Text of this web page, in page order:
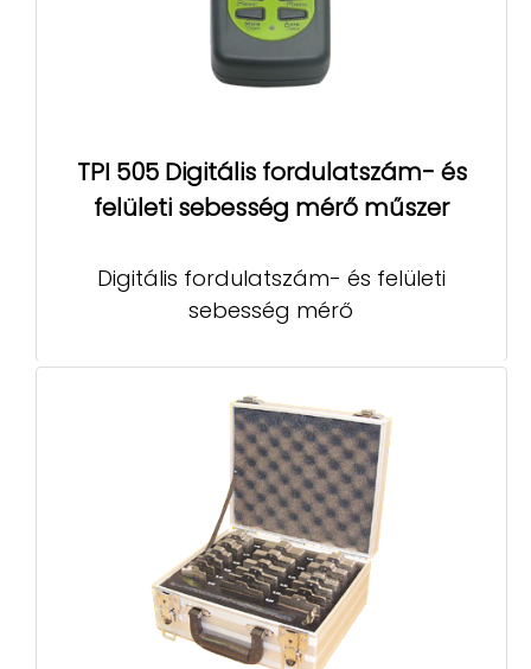
TPI 505 Digitális fordulatszám- és
felületi sebesség mérő műszer
Digitális fordulatszám- és felületi
sebesség mérő